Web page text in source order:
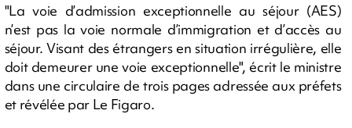
"La voie d’admission exceptionnelle au séjour (AES)
n’est pas la voie normale d’immigration et d’accès au
séjour. Visant des étrangers en situation irrégulière, elle
doit demeurer une voie exceptionnelle", écrit le ministre
dans une circulaire de trois pages adressée aux préfets
et révélée par Le Figaro.